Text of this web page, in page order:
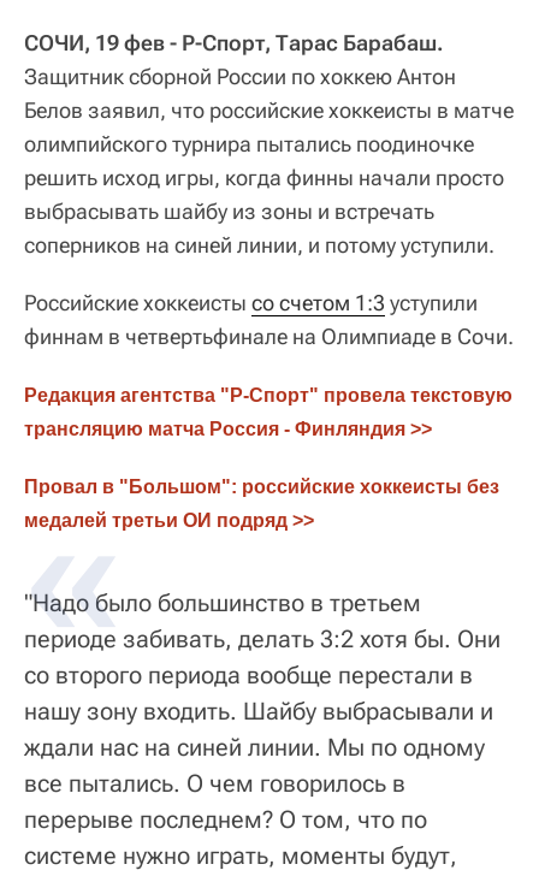
СОЧИ, 19 фев - Р-Спорт, Тарас Барабаш.
Защитник сборной России по хоккею Антон
Белов заявил, что российские хоккеисты в матче
олимпийского турнира пытались поодиночке
решить исход игры, когда финны начали просто
выбрасывать шайбу из зоны и встречать
соперников на синей линии, и потому уступили.
Российские хоккеисты со счетом 1:3 уступили
финнам в четвертьфинале на Олимпиаде в Сочи.
Редакция агентства "Р-Спорт" провела текстовую
трансляцию матча Россия - Финляндия >>
Провал в "Большом": российские хоккеисты без
медалей третьи ОИ подряд >>
"Надо было большинство в третьем
периоде забивать, делать 3:2 хотя бы. Они
со второго периода вообще перестали в
нашу зону входить. Шайбу выбрасывали и
ждали нас на синей линии. Мы по одному
все пытались. О чем говорилось в
перерыве последнем? О том, что по
системе нужно играть, моменты будут,